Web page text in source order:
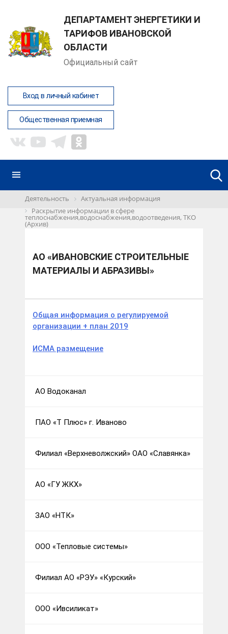
ДЕПАРТАМЕНТ ЭНЕРГЕТИКИ И
ТАРИФОВ ИВАНОВСКОЙ
ОБЛАСТИ
Официальный сайт
Вход в личный кабинет
Общественная приемная
Деятельность
Актуальная информация
Раскрытие информации в сфере
теплоснабжения,водоснабжения,водоотведения, ТКО
(Архив)
Абразивы»
АО «ИВАНОВСКИЕ СТРОИТЕЛЬНЫЕ
МАТЕРИАЛЫ И АБРАЗИВЫ»
Общая информация о регулируемой
организации + план 2019
ИСМА размещение
АО Водоканал
ПАО «Т Плюс» г. Иваново
Филиал «Верхневолжский» ОАО «Славянка»
АО «ГУ ЖКХ»
ЗАО «НТК»
ООО «Тепловые системы»
Филиал АО «РЭУ» «Курский»
ООО «Ивсиликат»